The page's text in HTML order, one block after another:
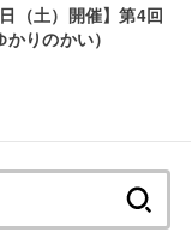
（土）開催】第4回
かりのかい）